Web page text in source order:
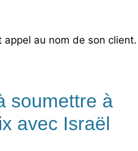
au nom de son client.
soumettre à
avec Israël